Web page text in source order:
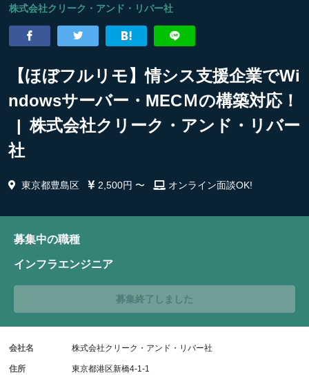
株式会社クリーク・アンド・リバー社
【ほぼフルリモ】情シス支援企業でWi
ndowsサーバー・MECＭの構築対応！
| 株式会社クリーク・アンド・リバー
社
東京都豊島区 2,500円 〜 オンライン面談OK!
募集中の職種
インフラエンジニア
募集終了しました
会社名 株式会社クリーク・アンド・リバー社
住所
東京都港区新橋4-1-1